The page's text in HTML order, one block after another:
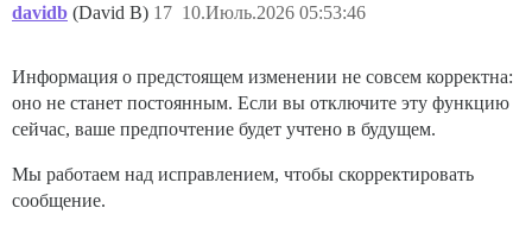
davidb (David B) 10.Июль.2026 05:53:46
17
Информация о предстоящем изменении не совсем корректна:
оно не станет постоянным. Если вы отключите эту функцию
сейчас, ваше предпочтение будет учтено в будущем.
Мы работаем над исправлением, чтобы скорректировать
сообщение.